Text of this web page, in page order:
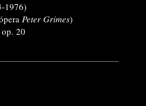
1976)
Peter Grimes)
20